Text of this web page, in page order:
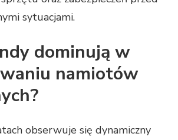
sytuacjami.
dominują w
namiotów
obserwuje się dynamiczny